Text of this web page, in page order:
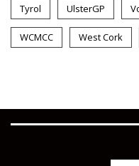
Tyrol UlsterGP
WCMCC West Cork